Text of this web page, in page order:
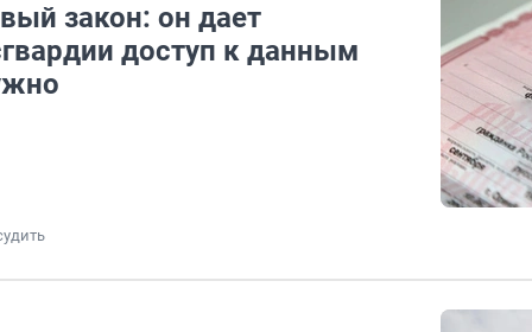
закон: он дает
доступ к данным